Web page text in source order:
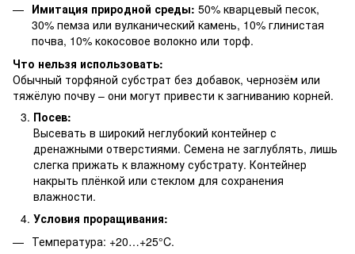
Имитация природной среды: 50% кварцевый песок,
30% пемза или вулканический камень, 10% глинистая
почва, 10% кокосовое волокно или торф.
Что нельзя использовать:
Обычный торфяной субстрат без добавок, чернозём или
тяжёлую почву – они могут привести к загниванию корней.
Посев:
Высевать в широкий неглубокий контейнер с
дренажными отверстиями. Семена не заглублять, лишь
слегка прижать к влажному субстрату. Контейнер
накрыть плёнкой или стеклом для сохранения
влажности.
Условия проращивания:
Температура: +20…+25°C.